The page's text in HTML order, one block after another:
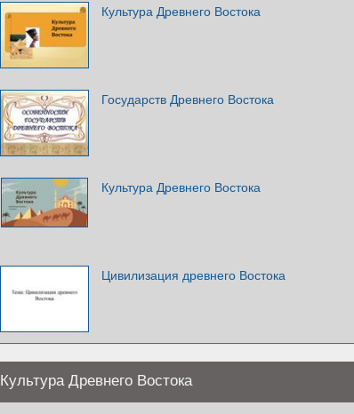
Культура Древнего Востока
Государств Древнего Востока
Культура Древнего Востока
Цивилизация древнего Востока
Культура Древнего Востока